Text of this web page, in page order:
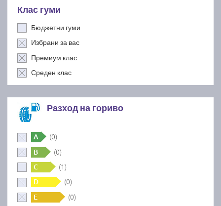
Клас гуми
Бюджетни гуми
Избрани за вас
Премиум клас
Среден клас
Разход на гориво
A (0)
B (0)
C (1)
D (0)
E (0)